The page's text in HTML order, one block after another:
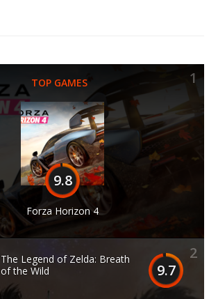
TOP GAMES 1
9.8
Forza Horizon 4
2
9.7
The Legend of Zelda: Breath
of the Wild